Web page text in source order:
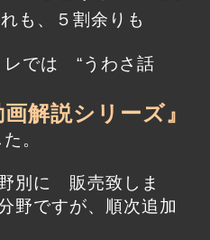
も、５割余りも
では “うわさ話
解説シリーズ』
。
別に 販売致しま
野ですが、順次追加